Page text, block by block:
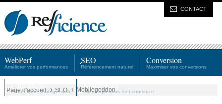
CONTACT
WebPerf
Améliorer vos performances
SEO
Référencement naturel
Conversion
Maximiser vos conversions
Piloter votre stratégie web Clients qui nous font confiance
Page d'accueil › SEO › Mobilegeddon